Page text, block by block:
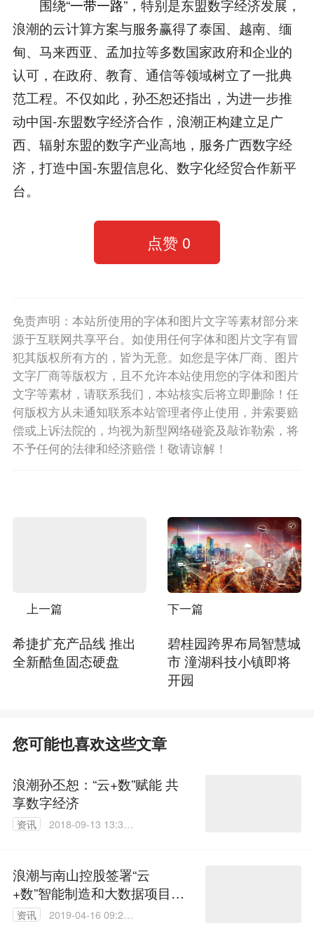
围绕“一带一路”，特别是东盟数字经济发展，
浪潮的云计算方案与服务赢得了泰国、越南、缅
甸、马来西亚、孟加拉等多数国家政府和企业的
认可，在政府、教育、通信等领域树立了一批典
范工程。不仅如此，孙丕恕还指出，为进一步推
动中国-东盟数字经济合作，浪潮正构建立足广
西、辐射东盟的数字产业高地，服务广西数字经
济，打造中国-东盟信息化、数字化经贸合作新平
台。
点赞 0
免责声明：本站所使用的字体和图片文字等素材部分来
源于互联网共享平台。如使用任何字体和图片文字有冒
犯其版权所有方的，皆为无意。如您是字体厂商、图片
文字厂商等版权方，且不允许本站使用您的字体和图片
文字等素材，请联系我们，本站核实后将立即删除！任
何版权方从未通知联系本站管理者停止使用，并索要赔
偿或上诉法院的，均视为新型网络碰瓷及敲诈勒索，将
不予任何的法律和经济赔偿！敬请谅解！
上一篇
希捷扩充产品线 推出
全新酷鱼固态硬盘
下一篇
碧桂园跨界布局智慧城
市 潼湖科技小镇即将
开园
您可能也喜欢这些文章
浪潮孙丕恕：“云+数”赋能 共
享数字经济
资讯
2018-09-13 13:38:
浪潮与南山控股签署“云
+数”智能制造和大数据项目合
作协议
资讯
2019-04-16 09:21: